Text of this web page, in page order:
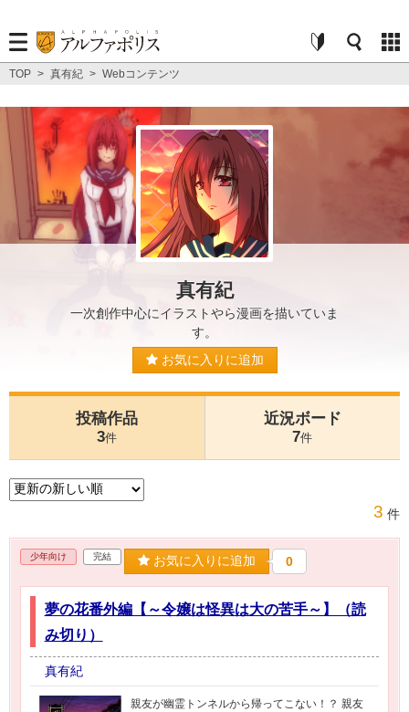
TOP > 真有紀 > Webコンテンツ
真有紀
一次創作中心にイラストやら漫画を描いていま
す。
お気に入りに追加
投稿作品
3件
近況ボード
7件
3 件
少年向け 完結 お気に入りに追加 0
夢の花番外編【～令嬢は怪異は大の苦手～】（読
み切り）
真有紀
親友が幽霊トンネルから帰ってこない！？ 親友